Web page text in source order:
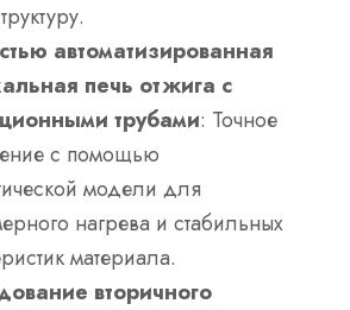
автоматизированная
печь отжига с
трубами: Точное
с помощью
модели для
нагрева и стабильных
материала.
вторичного